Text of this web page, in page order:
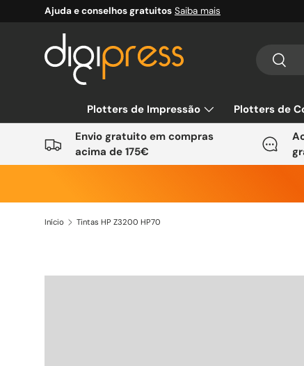
Ajuda e conselhos gratuitos Saiba mais
Pesquisar
Plotters de Impressão Plotters de
Envio gratuito em compras
acima de 175€
Início Tintas HP Z3200 HP70